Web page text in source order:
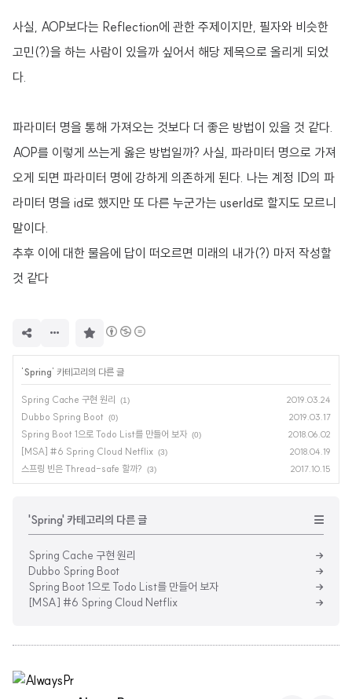
사실, AOP보다는 Reflection에 관한 주제이지만, 필자와 비슷한
고민(?)을 하는 사람이 있을까 싶어서 해당 제목으로 올리게 되었
다.
파라미터 명을 통해 가져오는 것보다 더 좋은 방법이 있을 것 같다.
AOP를 이렇게 쓰는게 옳은 방법일까? 사실, 파라미터 명으로 가져
오게 되면 파라미터 명에 강하게 의존하게 된다. 나는 계정 ID의 파
라미터 명을 id로 했지만 또 다른 누군가는 userId로 할지도 모르니
말이다.
추후 이에 대한 물음에 답이 떠오르면 미래의 내가(?) 마저 작성할
것 같다
하
'Spring' 카테고리의 다른 글
Spring Cache 구현 원리 (1) 2019.03.24
Dubbo Spring Boot (0) 2019.03.17
Spring Boot 1으로 Todo List를 만들어 보자 (0) 2018.06.02
[MSA] #6 Spring Cloud Netflix (3) 2018.04.19
스프링 빈은 Thread-safe 할까? (3) 2017.10.15
'Spring' 카테고리의 다른 글
Spring Cache 구현 원리
Dubbo Spring Boot
Spring Boot 1으로 Todo List를 만들어 보자
[MSA] #6 Spring Cloud Netflix